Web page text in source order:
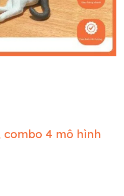
4 mô hình